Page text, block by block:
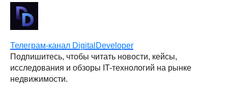
Телеграм-канал DigitalDeveloper
Подпишитесь, чтобы читать новости, кейсы,
исследования и обзоры IT-технологий на рынке
недвижимости.